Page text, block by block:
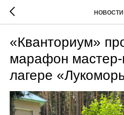
НОВОСТИ
«Кванториум»
марафон мастер-
лагере